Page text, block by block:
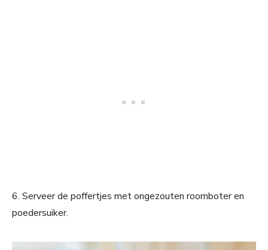
6. Serveer de poffertjes met ongezouten roomboter en
poedersuiker.